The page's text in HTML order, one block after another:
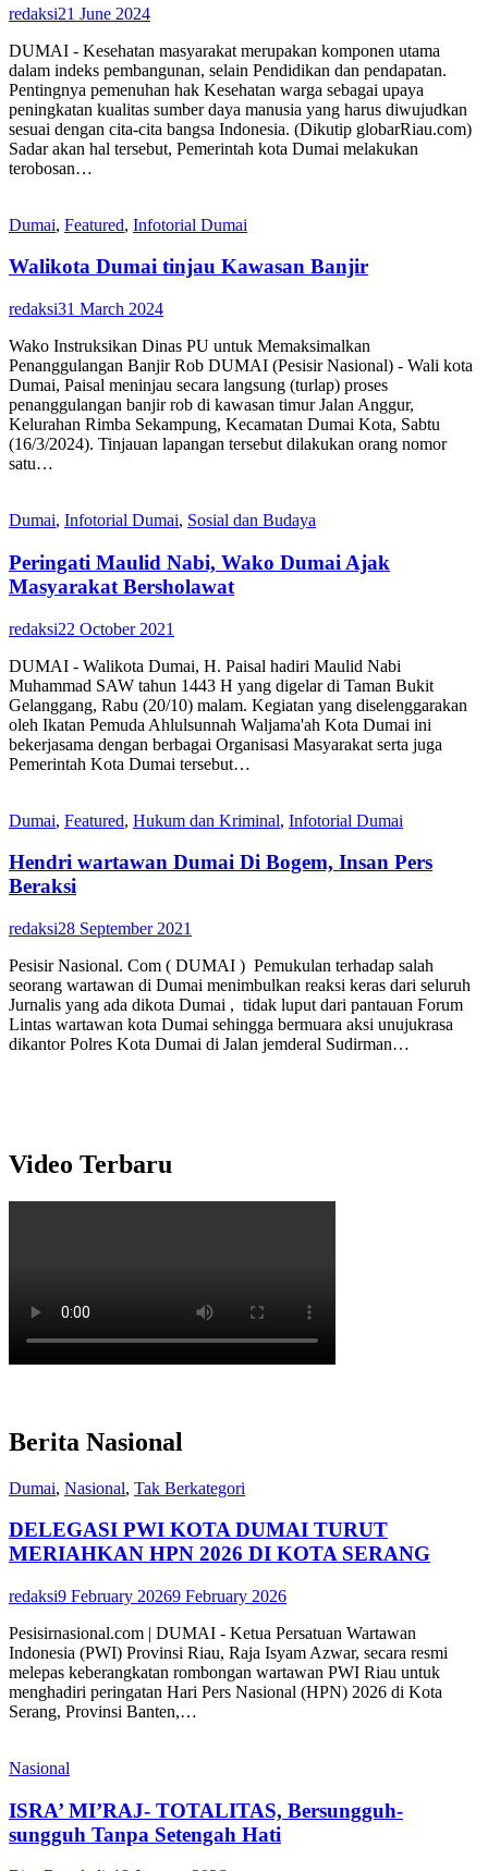
redaksi21 June 2024
DUMAI - Kesehatan masyarakat merupakan komponen utama
dalam indeks pembangunan, selain Pendidikan dan pendapatan.
Pentingnya pemenuhan hak Kesehatan warga sebagai upaya
peningkatan kualitas sumber daya manusia yang harus diwujudkan
sesuai dengan cita-cita bangsa Indonesia. (Dikutip globarRiau.com)
Sadar akan hal tersebut, Pemerintah kota Dumai melakukan
terobosan…
Dumai, Featured, Infotorial Dumai
Walikota Dumai tinjau Kawasan Banjir
redaksi31 March 2024
Wako Instruksikan Dinas PU untuk Memaksimalkan
Penanggulangan Banjir Rob DUMAI (Pesisir Nasional) - Wali kota
Dumai, Paisal meninjau secara langsung (turlap) proses
penanggulangan banjir rob di kawasan timur Jalan Anggur,
Kelurahan Rimba Sekampung, Kecamatan Dumai Kota, Sabtu
(16/3/2024). Tinjauan lapangan tersebut dilakukan orang nomor
satu…
Dumai, Infotorial Dumai, Sosial dan Budaya
Peringati Maulid Nabi, Wako Dumai Ajak
Masyarakat Bersholawat
redaksi22 October 2021
DUMAI - Walikota Dumai, H. Paisal hadiri Maulid Nabi
Muhammad SAW tahun 1443 H yang digelar di Taman Bukit
Gelanggang, Rabu (20/10) malam. Kegiatan yang diselenggarakan
oleh Ikatan Pemuda Ahlulsunnah Waljama'ah Kota Dumai ini
bekerjasama dengan berbagai Organisasi Masyarakat serta juga
Pemerintah Kota Dumai tersebut…
Dumai, Featured, Hukum dan Kriminal, Infotorial Dumai
Hendri wartawan Dumai Di Bogem, Insan Pers
Beraksi
redaksi28 September 2021
Pesisir Nasional. Com ( DUMAI ) Pemukulan terhadap salah
seorang wartawan di Dumai menimbulkan reaksi keras dari seluruh
Jurnalis yang ada dikota Dumai , tidak luput dari pantauan Forum
Lintas wartawan kota Dumai sehingga bermuara aksi unujukrasa
dikantor Polres Kota Dumai di Jalan jemderal Sudirman…
Video Terbaru
Berita Nasional
Dumai, Nasional, Tak Berkategori
DELEGASI PWI KOTA DUMAI TURUT
MERIAHKAN HPN 2026 DI KOTA SERANG
redaksi9 February 20269 February 2026
Pesisirnasional.com | DUMAI - Ketua Persatuan Wartawan
Indonesia (PWI) Provinsi Riau, Raja Isyam Azwar, secara resmi
melepas keberangkatan rombongan wartawan PWI Riau untuk
menghadiri peringatan Hari Pers Nasional (HPN) 2026 di Kota
Serang, Provinsi Banten,…
Nasional
ISRA’ MI’RAJ- TOTALITAS, Bersungguh-
sungguh Tanpa Setengah Hati